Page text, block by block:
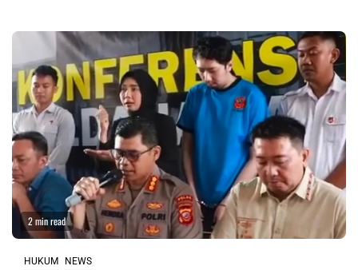
2 min read
HUKUM NEWS